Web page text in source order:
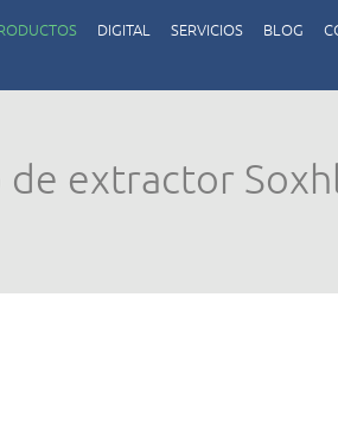
DIGITAL SERVICIOS BLOG
de extractor